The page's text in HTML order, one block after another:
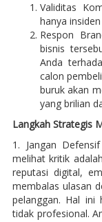
Validitas
hanya
Respon
bisnis
Anda
calon
buruk akan
yang brilian
Langkah Strategis
1. Jangan
melihat kritik
reputasi digital,
membalas ulasan
pelanggan. Hal ini
tidak profesional.